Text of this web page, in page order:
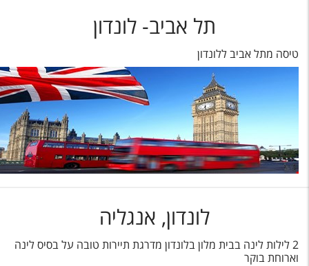
עקבו אחרינו
תל אביב- לונדון
טיסה מתל אביב ללונדון
לונדון, אנגליה
2 לילות לינה בבית מלון בלונדון מדרגת תיירות טובה על בסיס לינה
וארוחת בוקר